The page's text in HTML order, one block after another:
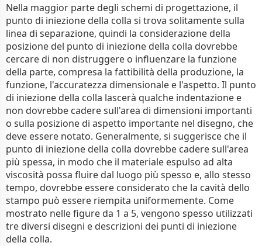
Nella maggior parte degli schemi di progettazione, il
punto di iniezione della colla si trova solitamente sulla
linea di separazione, quindi la considerazione della
posizione del punto di iniezione della colla dovrebbe
cercare di non distruggere o influenzare la funzione
della parte, compresa la fattibilità della produzione, la
funzione, l'accuratezza dimensionale e l'aspetto. Il punto
di iniezione della colla lascerà qualche indentazione e
non dovrebbe cadere sull'area di dimensioni importanti
o sulla posizione di aspetto importante nel disegno, che
deve essere notato. Generalmente, si suggerisce che il
punto di iniezione della colla dovrebbe cadere sull'area
più spessa, in modo che il materiale espulso ad alta
viscosità possa fluire dal luogo più spesso e, allo stesso
tempo, dovrebbe essere considerato che la cavità dello
stampo può essere riempita uniformemente. Come
mostrato nelle figure da 1 a 5, vengono spesso utilizzati
tre diversi disegni e descrizioni dei punti di iniezione
della colla.